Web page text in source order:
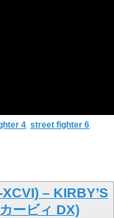
4, street fighter 6,
– KIRBY’S
ービィ DX)